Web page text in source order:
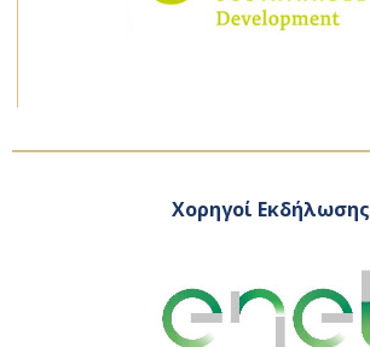
Χορηγοί Εκδήλωσης